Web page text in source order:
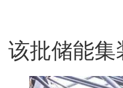
该批储能集